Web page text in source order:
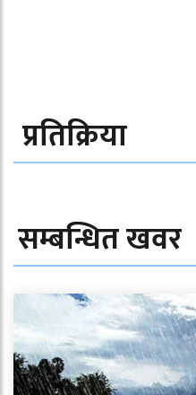
प्रतिक्रिया
सम्बन्धित खवर